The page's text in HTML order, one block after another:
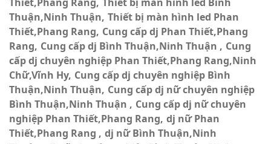
Thuận,Ninh Thuận Thiết bị màn hình led Phan
Thiết,Phang Rang Cung cấp dj Phan Thiết,Phang
Rang Cung cấp dj Bình Thuận,Ninh Thuận
Cung
cấp dj chuyên nghiệp Phan Thiết,Phang Rang,Ninh
Chữ,Vĩnh Hy Cung cấp dj chuyên nghiệp Bình
Thuận,Ninh Thuận Cung cấp dj nữ chuyên nghiệp
Bình Thuận,Ninh Thuận
Cung cấp dj nữ chuyên
nghiệp Phan Thiết,Phang Rang dj nữ Phan
Thiết,Phang Rang
dj nữ Bình Thuận,Ninh